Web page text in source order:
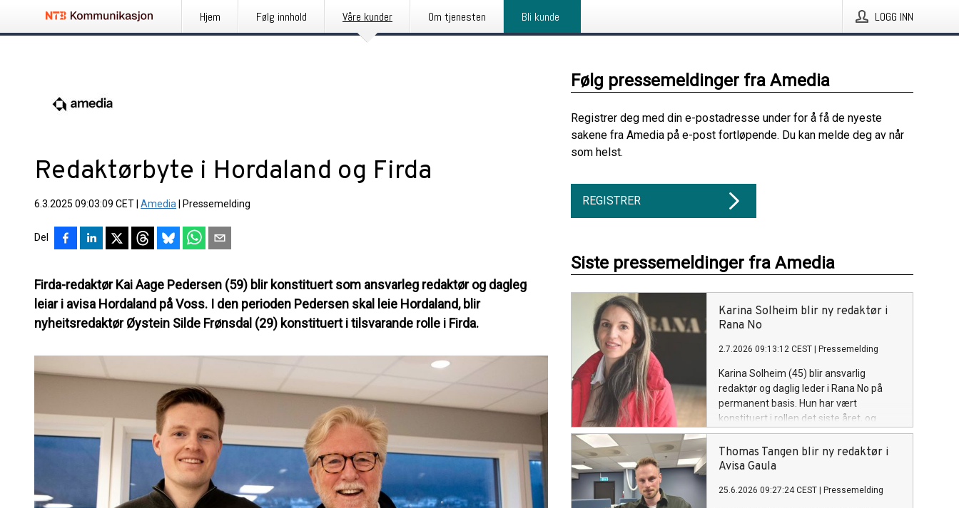
Hjem Følg innhold Våre kunder Om tjenesten Bli kunde LOGG INN
Redaktørbyte i Hordaland og Firda
6.3.2025 09:03:09 CET Amedia Pressemelding
Del
Firda-redaktør Kai Aage Pedersen (59) blir konstituert som ansvarleg redaktør og dagleg
leiar i avisa Hordaland på Voss. I den perioden Pedersen skal leie Hordaland, blir
nyheitsredaktør Øystein Silde Frønsdal (29) konstituert i tilsvarande rolle i Firda.
Følg pressemeldinger fra Amedia
Registrer deg med din e-postadresse under for å få de nyeste
sakene fra Amedia på e-post fortløpende. Du kan melde deg av når
som helst.
REGISTRER
Siste pressemeldinger fra Amedia
Karina Solheim blir ny redaktør i
Rana No
2.7.2026 09:13:12 CEST Pressemelding
Karina Solheim (45) blir ansvarlig
redaktør og daglig leder i Rana No på
permanent basis. Hun har vært
konstituert i rollen det siste året, og
kommer fra stillingen som
nyhetsredaktør i samme avis.
Thomas Tangen blir ny redaktør i
Avisa Gaula
25.6.2026 09:27:24 CEST Pressemelding